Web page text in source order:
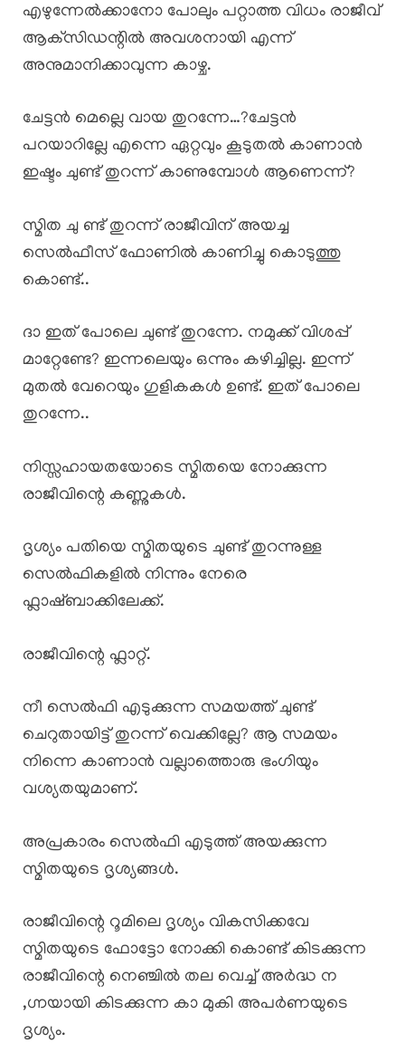
എഴുന്നേൽക്കാനോ പോലും പറ്റാത്ത വിധം രാജീവ്
ആക്‌സിഡന്റിൽ അവശനായി എന്ന്
അനുമാനിക്കാവുന്ന കാഴ്ച.
ചേട്ടൻ മെല്ലെ വായ തുറന്നേ…?ചേട്ടൻ
പറയാറില്ലേ എന്നെ ഏറ്റവും കൂടുതൽ കാണാൻ
ഇഷ്ടം ചുണ്ട് തുറന്ന് കാണുമ്പോൾ ആണെന്ന്?
സ്മിത ചു ണ്ട് തുറന്ന് രാജീവിന് അയച്ച
സെൽഫീസ് ഫോണിൽ കാണിച്ചു കൊടുത്തു
കൊണ്ട്..
ദാ ഇത് പോലെ ചുണ്ട് തുറന്നേ. നമുക്ക് വിശപ്പ്
മാറ്റേണ്ടേ? ഇന്നലെയും ഒന്നും കഴിച്ചില്ല. ഇന്ന്
മുതൽ വേറെയും ഗുളികകൾ ഉണ്ട്. ഇത് പോലെ
തുറന്നേ..
നിസ്സഹായതയോടെ സ്മിതയെ നോക്കുന്ന
രാജീവിന്റെ കണ്ണുകൾ.
ദൃശ്യം പതിയെ സ്മിതയുടെ ചുണ്ട് തുറന്നുള്ള
സെൽഫികളിൽ നിന്നും നേരെ
ഫ്ലാഷ്ബാക്കിലേക്ക്.
രാജീവിന്റെ ഫ്ലാറ്റ്.
നീ സെൽഫി എടുക്കുന്ന സമയത്ത് ചുണ്ട്
ചെറുതായിട്ട് തുറന്ന് വെക്കില്ലേ? ആ സമയം
നിന്നെ കാണാൻ വല്ലാത്തൊരു ഭംഗിയും
വശ്യതയുമാണ്.
അപ്രകാരം സെൽഫി എടുത്ത് അയക്കുന്ന
സ്മിതയുടെ ദൃശ്യങ്ങൾ.
രാജീവിന്റെ റൂമിലെ ദൃശ്യം വികസിക്കവേ
സ്മിതയുടെ ഫോട്ടോ നോക്കി കൊണ്ട് കിടക്കുന്ന
രാജീവിന്റെ നെഞ്ചിൽ തല വെച്ച് അർദ്ധ ന
,ഗ്നയായി കിടക്കുന്ന കാ മുകി അപർണയുടെ
ദൃശ്യം.